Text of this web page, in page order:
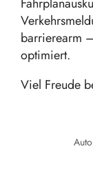
barrierearm
optimiert.
Viel Freude